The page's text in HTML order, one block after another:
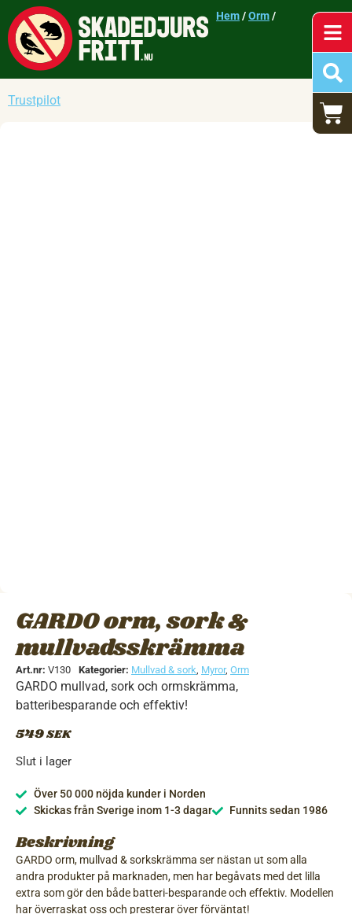
Hem/Orm/
Trustpilot
GARDO orm, sork &
mullvadsskrämma
Art.nr: V130 Kategorier: Mullvad & sork, Myror, Orm
GARDO mullvad, sork och ormskrämma,
batteribesparande och effektiv!
549SEK
Slut i lager
Över 50 000 nöjda kunder i Norden
Skickas från Sverige inom 1-3 dagar
Funnits sedan 1986
Beskrivning
GARDO orm, mullvad & sorkskrämma ser nästan ut som alla
andra produkter på marknaden, men har begåvats med det lilla
extra som gör den både batteri-besparande och effektiv. Modellen
har överraskat oss och presterar över förväntat!